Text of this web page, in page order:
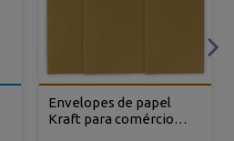
Envelopes de papel
Kraft para comércio